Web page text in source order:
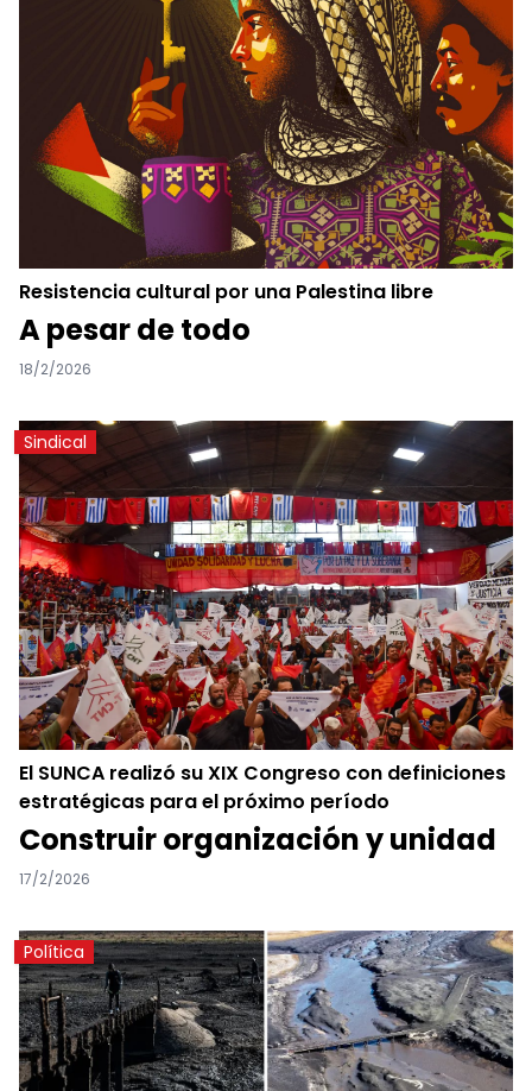
Resistencia cultural por una Palestina libre
A pesar de todo
18/2/2026
Sindical
El SUNCA realizó su XIX Congreso con definiciones
estratégicas para el próximo período
Construir organización y unidad
17/2/2026
Política